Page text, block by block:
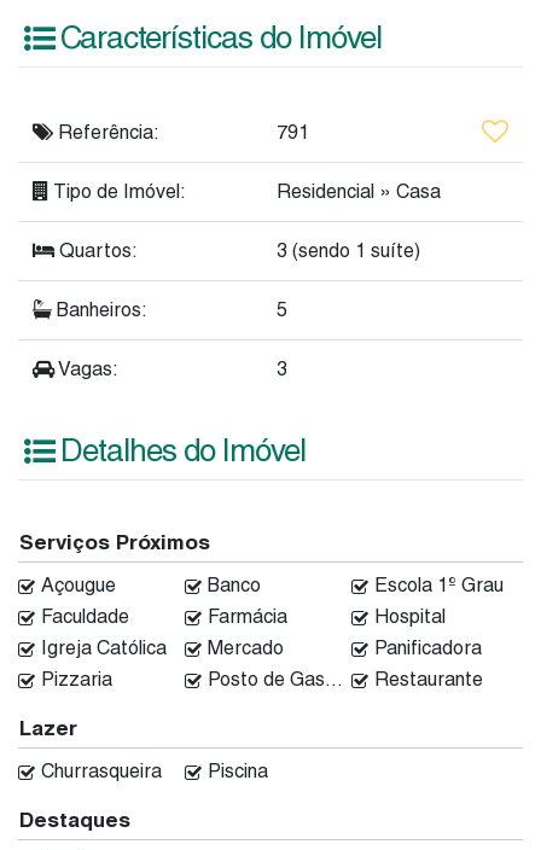
Características do Imóvel
Referência: 791
Tipo de Imóvel: Residencial » Casa
Quartos: 3 (sendo 1 suíte)
Banheiros: 5
Vagas: 3
Detalhes do Imóvel
Serviços Próximos
Açougue Banco
Escola 1º Grau
Faculdade
Farmácia
Hospital
Igreja Católica
Mercado
Panificadora
Pizzaria
Posto de Gasolina Restaurante
Lazer
Churrasqueira Piscina
Destaques